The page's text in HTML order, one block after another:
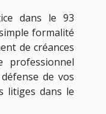
dans le 93
formalité
de créances
professionnel
de vos
litiges dans le